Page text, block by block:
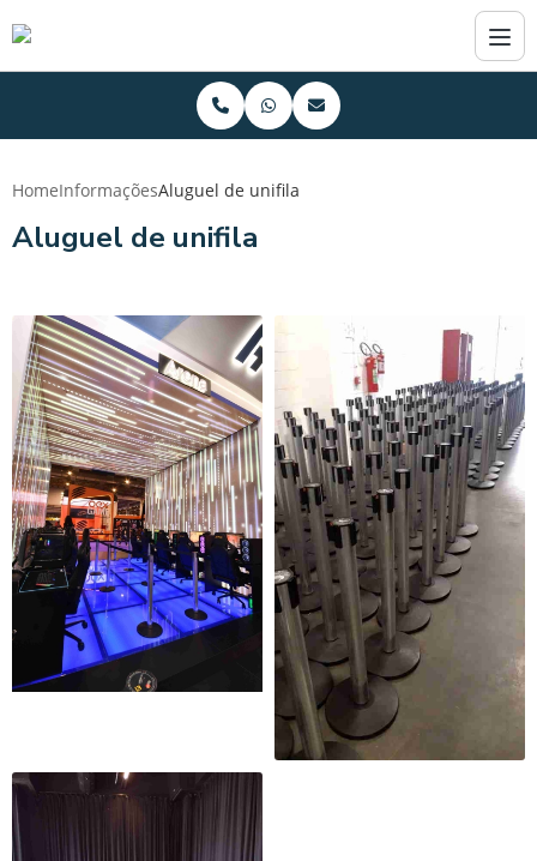
HomeInformaçõesAluguel de unifila
Aluguel de unifila